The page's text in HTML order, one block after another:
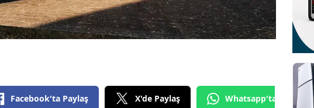
Diyarbakır
Edirne
Erzurum
Facebook'ta Paylaş X'de Paylaş Whatsapp'tan Gönder